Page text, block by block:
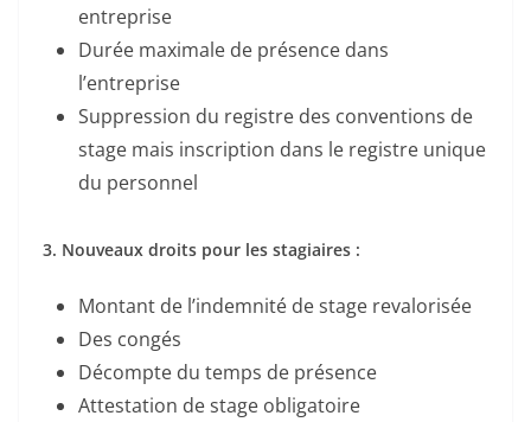
entreprise
Durée maximale de présence dans
l’entreprise
Suppression du registre des conventions de
stage mais inscription dans le registre unique
du personnel
3. Nouveaux droits pour les stagiaires :
Montant de l’indemnité de stage revalorisée
Des congés
Décompte du temps de présence
Attestation de stage obligatoire